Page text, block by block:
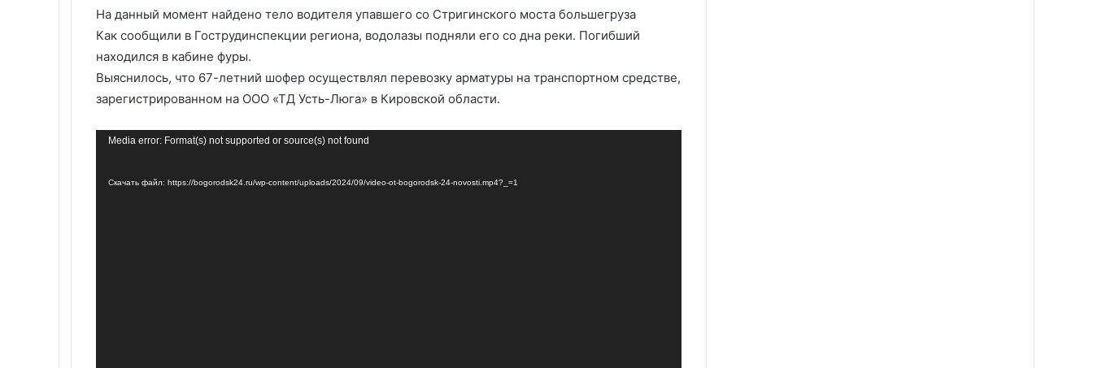
На данный момент найдено тело водителя упавшего со Стригинского моста большегруза
Как сообщили в Гострудинспекции региона, водолазы подняли его со дна реки. Погибший
находился в кабине фуры.
Выяснилось, что 67-летний шофер осуществлял перевозку арматуры на транспортном средстве,
зарегистрированном на ООО «ТД Усть-Люга» в Кировской области.
Видеоплеер
Media error: Format(s) not supported or source(s) not found
Скачать файл: https://bogorodsk24.ru/wp-content/uploads/2024/09/video-ot-bogorodsk-24-novosti.mp4?_=1